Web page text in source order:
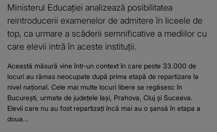
Ministerul Educației analizează posibilitatea
reintroducerii examenelor de admitere în liceele de
top, ca urmare a scăderii semnificative a mediilor cu
care elevii intră în aceste instituții.
Această măsură vine într-un context în care peste 33.000 de
locuri au rămas neocupate după prima etapă de repartizare la
nivel național. Cele mai multe locuri libere se regăsesc în
București, urmate de județele Iași, Prahova, Cluj și Suceava.
Elevii care nu au fost repartizați încă mai au o șansă în etapa a
doua...